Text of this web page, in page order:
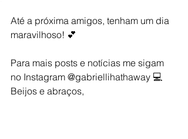
Até a próxima amigos, tenham um dia
maravilhoso! 💕
Para mais posts e notícias me sigam
no Instagram @gabriellihathaway 💻
Beijos e abraços,